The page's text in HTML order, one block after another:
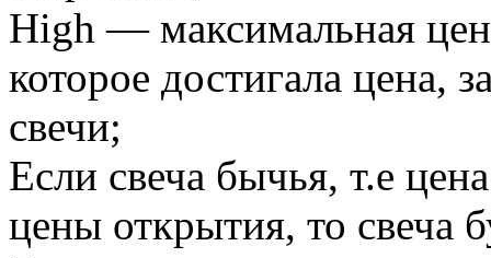
High — максимальная
которое достигала цена,
свечи;
Если свеча бычья, т.е
цены открытия, то свеча